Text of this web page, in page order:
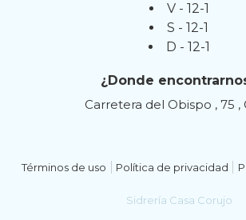
V - 12-1
S - 12-1
D - 12-1
¿Donde
Carretera del Obispo , 75 ,
Términos de uso Política de privacidad
Sidrería Casa Corujo